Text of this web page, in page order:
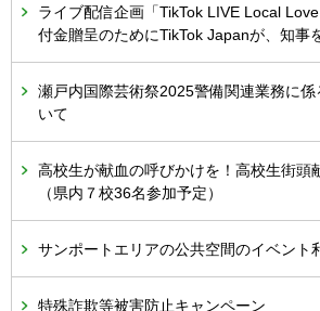
ライブ配信企画「TikTok LIVE Local
付金贈呈のためにTikTok Japanが、知事
瀬戸内国際芸術祭2025警備関連業務に
いて
高校生が献血の呼びかけを！高校生街頭
（県内７校36名参加予定）
サンポートエリアの公共空間のイベント
特殊詐欺等被害防止キャンペーン